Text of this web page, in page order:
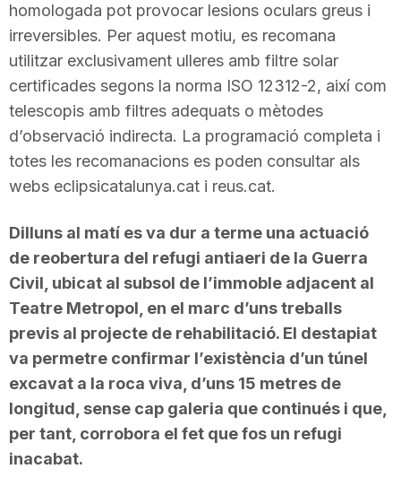
homologada pot provocar lesions oculars greus i
irreversibles. Per aquest motiu, es recomana
utilitzar exclusivament ulleres amb filtre solar
certificades segons la norma ISO 12312-2, així com
telescopis amb filtres adequats o mètodes
d’observació indirecta. La programació completa i
totes les recomanacions es poden consultar als
webs eclipsicatalunya.cat i reus.cat.
Dilluns al matí es va dur a terme una actuació
de reobertura del refugi antiaeri de la Guerra
Civil, ubicat al subsol de l’immoble adjacent al
Teatre Metropol, en el marc d’uns treballs
previs al projecte de rehabilitació. El destapiat
va permetre confirmar l’existència d’un túnel
excavat a la roca viva, d’uns 15 metres de
longitud, sense cap galeria que continués i que,
per tant, corrobora el fet que fos un refugi
inacabat.